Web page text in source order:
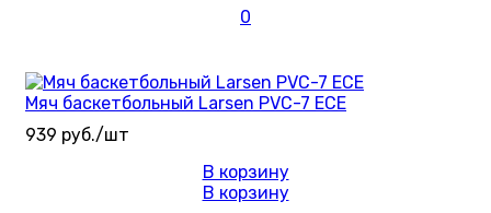
0
Мяч баскетбольный Larsen PVC-7 ECE
939 руб./шт
В корзину
В корзину